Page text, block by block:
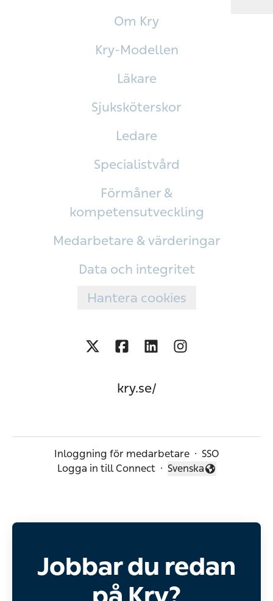
Om Kry
Kry-Modellen
Läkare
Sjuksköterskor
Ledare
Specialistvård
Förmåner &
kompetensutveckling
Medarbetare & värderingar
Data och integritet
Hantera cookies
kry.se/
Inloggning för medarbetare · SSO
Logga in till Connect ·
Byt språk
Svenska
Jobbar du redan